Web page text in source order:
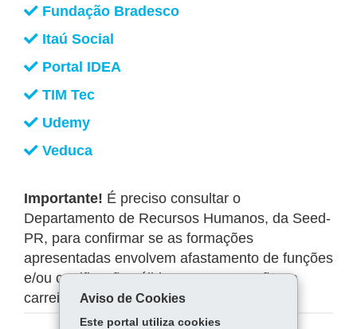
Fundação Bradesco
Itaú Social
Portal IDEA
TIM Tec
Udemy
Veduca
Importante! É preciso consultar o
Departamento de Recursos Humanos, da Seed-
PR, para confirmar se as formações
apresentadas envolvem afastamento de funções
e/ou certificação válida para progressão na
carreira do Quadro Próprio do Magistério.
Aviso de Cookies
Este portal utiliza cookies